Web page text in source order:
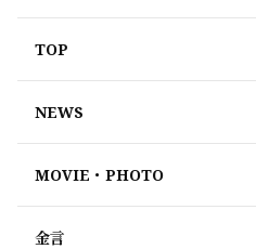
TOP
NEWS
MOVIE・PHOTO
金言